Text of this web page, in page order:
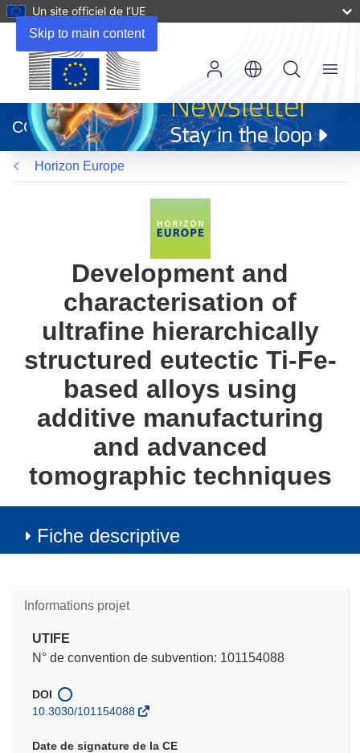
Skip to main content
Un site officiel de l’UE
dans
une
nouvelle
fenêtre)
CORDIS
Menu
Horizon Europe
Development and
characterisation of
ultrafine hierarchically
structured eutectic Ti-Fe-
based alloys using
additive manufacturing
and advanced
tomographic techniques
Fiche descriptive
Informations projet
UTIFE
N° de convention de subvention: 101154088
DOI
10.3030/101154088
Date de signature de la CE